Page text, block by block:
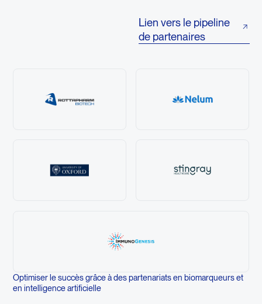
Lien vers le pipeline
de partenaires
Optimiser le succès grâce à des partenariats en biomarqueurs et
en intelligence artificielle